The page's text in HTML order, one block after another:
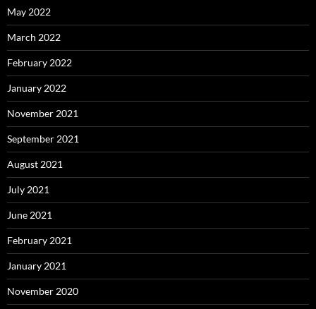
May 2022
March 2022
February 2022
January 2022
November 2021
September 2021
August 2021
July 2021
June 2021
February 2021
January 2021
November 2020